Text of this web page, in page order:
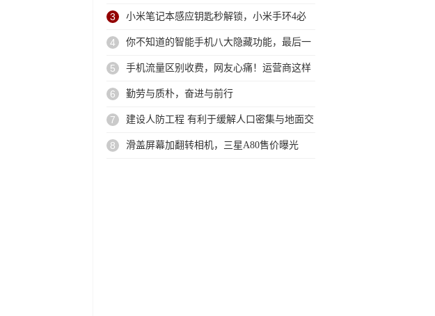
3 小米笔记本感应钥匙秒解锁，小米手环4必
备新
4 你不知道的智能手机八大隐藏功能，最后一
个太
5 手机流量区别收费，网友心痛！运营商这样
解释
6 勤劳与质朴，奋进与前行
7 建设人防工程 有利于缓解人口密集与地面交
通
8 滑盖屏幕加翻转相机，三星A80售价曝光